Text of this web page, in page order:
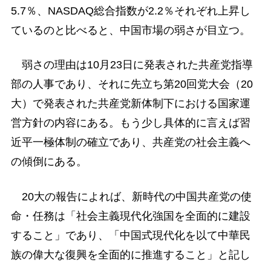
5.7％、NASDAQ総合指数が2.2％それぞれ上昇し
ているのと比べると、中国市場の弱さが目立つ。
弱さの理由は10月23日に発表された共産党指導
部の人事であり、それに先立ち第20回党大会（20
大）で発表された共産党新体制下における国家運
営方針の内容にある。もう少し具体的に言えば習
近平一極体制の確立であり、共産党の社会主義へ
の傾倒にある。
20大の報告によれば、新時代の中国共産党の使
命・任務は「社会主義現代化強国を全面的に建設
すること」であり、「中国式現代化を以て中華民
族の偉大な復興を全面的に推進すること」と記し